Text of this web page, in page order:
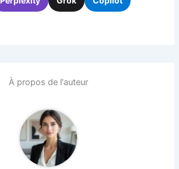
À propos de l'auteur